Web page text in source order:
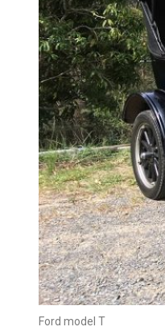
Ford model T